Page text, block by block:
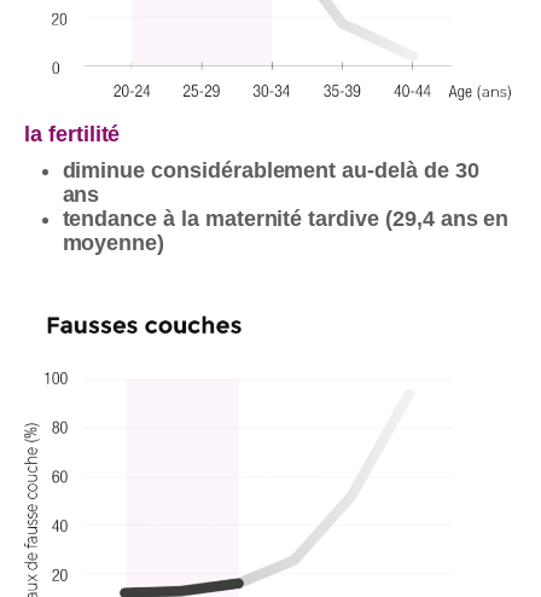
la fertilité
diminue considérablement au-delà de 30
ans
tendance à la maternité tardive (29,4 ans en
moyenne)